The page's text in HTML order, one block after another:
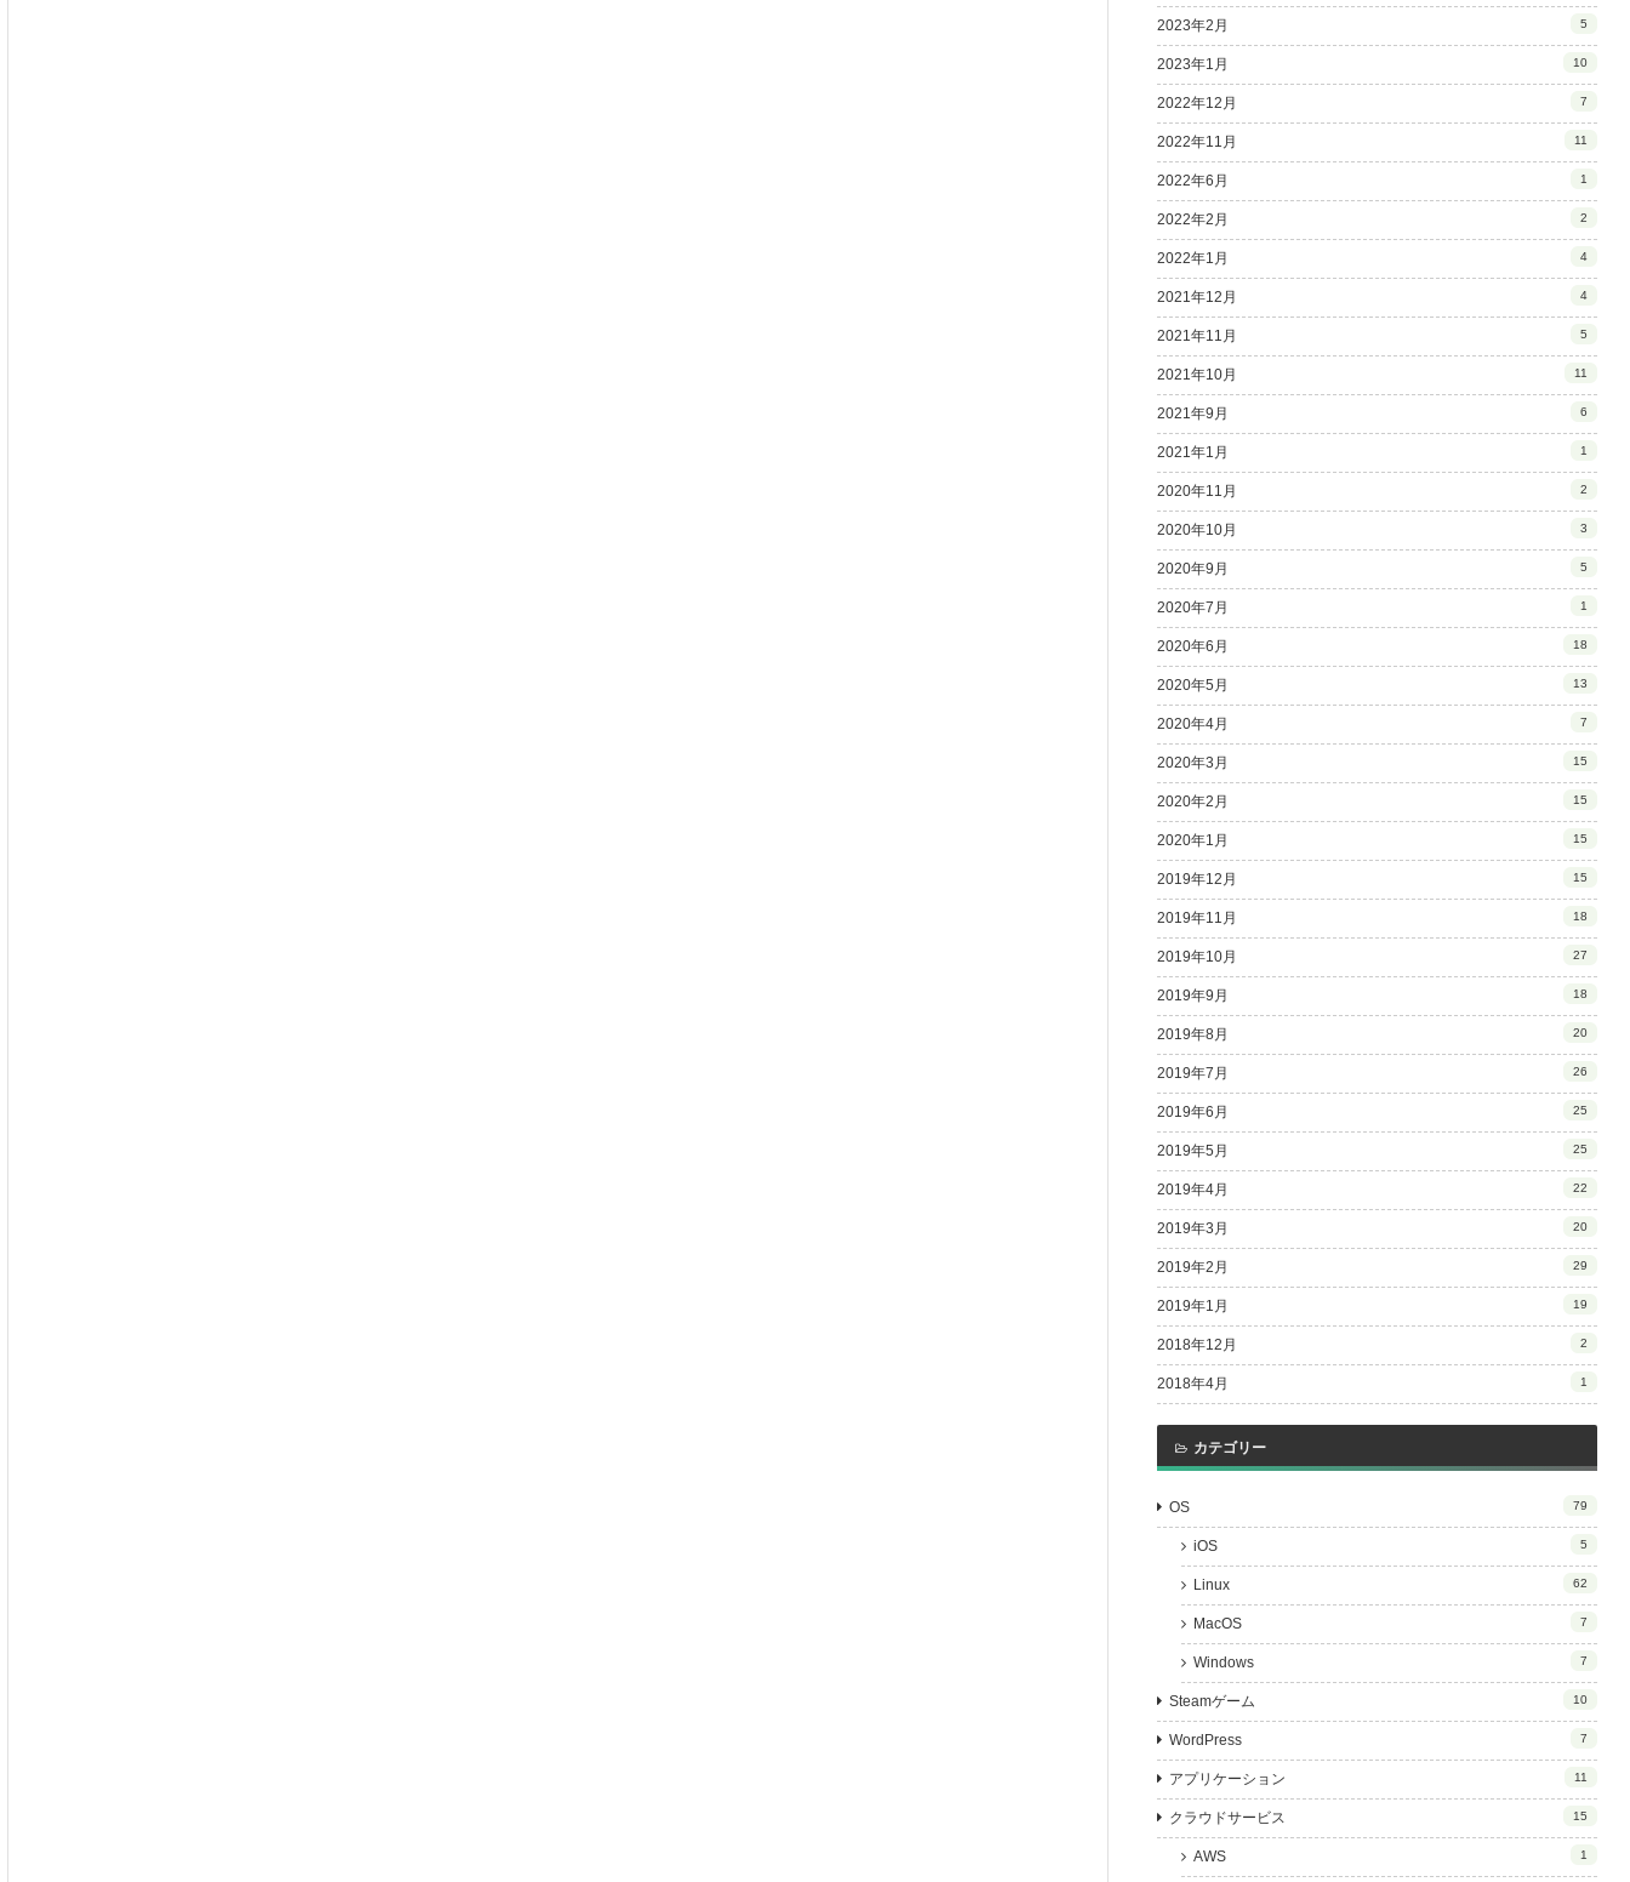
2023年2月 5
2023年1月 10
2022年12月 7
2022年11月 11
2022年6月 1
2022年2月 2
2022年1月 4
2021年12月 4
2021年11月 5
2021年10月 11
2021年9月 6
2021年1月 1
2020年11月 2
2020年10月 3
2020年9月 5
2020年7月 1
2020年6月 18
2020年5月 13
2020年4月 7
2020年3月 15
2020年2月 15
2020年1月 15
2019年12月 15
2019年11月 18
2019年10月 27
2019年9月 18
2019年8月 20
2019年7月 26
2019年6月 25
2019年5月 25
2019年4月 22
2019年3月 20
2019年2月 29
2019年1月 19
2018年12月 2
2018年4月 1
カテゴリー
OS 79
iOS 5
Linux 62
MacOS 7
Windows 7
Steamゲーム 10
WordPress 7
アプリケーション 11
クラウドサービス 15
AWS 1